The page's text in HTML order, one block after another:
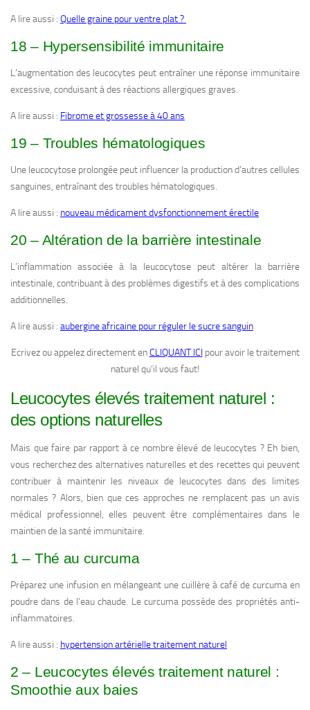
A lire aussi : Quelle graine pour ventre plat ?
18 – Hypersensibilité immunitaire
L’augmentation des leucocytes peut entraîner une réponse immunitaire
excessive, conduisant à des réactions allergiques graves.
A lire aussi : Fibrome et grossesse à 40 ans
19 – Troubles hématologiques
Une leucocytose prolongée peut influencer la production d’autres cellules
sanguines, entraînant des troubles hématologiques.
A lire aussi : nouveau médicament dysfonctionnement érectile
20 – Altération de la barrière intestinale
L’inflammation associée à la leucocytose peut altérer la barrière
intestinale, contribuant à des problèmes digestifs et à des complications
additionnelles.
A lire aussi : aubergine africaine pour réguler le sucre sanguin
Ecrivez ou appelez directement enCLIQUANT ICI pour avoir le traitement
naturel qu’il vous faut!
Leucocytes élevés traitement naturel :
des options naturelles
Mais que faire par rapport à ce nombre élevé de leucocytes ? Eh bien,
vous recherchez des alternatives naturelles et des recettes qui peuvent
contribuer à maintenir les niveaux de leucocytes dans des limites
normales ? Alors, bien que ces approches ne remplacent pas un avis
médical professionnel, elles peuvent être complémentaires dans le
maintien de la santé immunitaire.
1 – Thé au curcuma
Préparez une infusion en mélangeant une cuillère à café de curcuma en
poudre dans de l’eau chaude. Le curcuma possède des propriétés anti-
inflammatoires.
A lire aussi : hypertension artérielle traitement naturel
2 – Leucocytes élevés traitement naturel :
Smoothie aux baies